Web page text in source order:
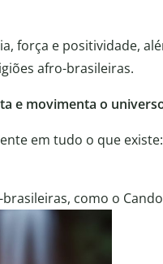
força e positividade,
afro-brasileiras.
e movimenta o
em tudo o que
como o